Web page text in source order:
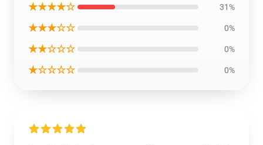
★★★★☆ 31%
★★★☆☆ 0%
★★☆☆☆ 0%
★☆☆☆☆ 0%